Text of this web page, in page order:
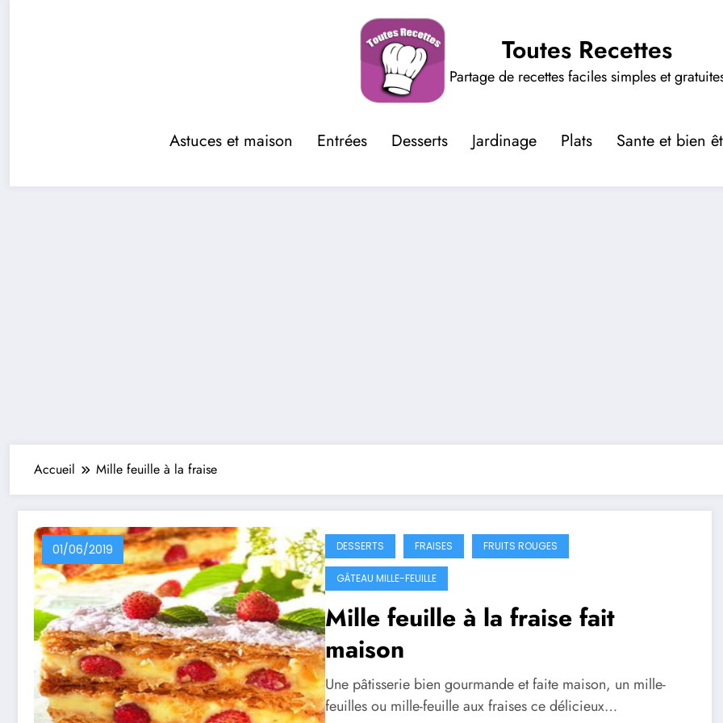
Toutes Recettes
Partage de recettes faciles simples et
Astuces et maison Entrées Desserts Jardinage Plats Sante et bien
Accueil Mille feuille à la fraise
01/06/2019 DESSERTS FRAISES FRUITS ROUGES
GÂTEAU MILLE-FEUILLE
Mille feuille à la fraise fait
maison
Une pâtisserie bien gourmande et faite maison, un mille-
feuilles ou mille-feuille aux fraises ce délicieux…